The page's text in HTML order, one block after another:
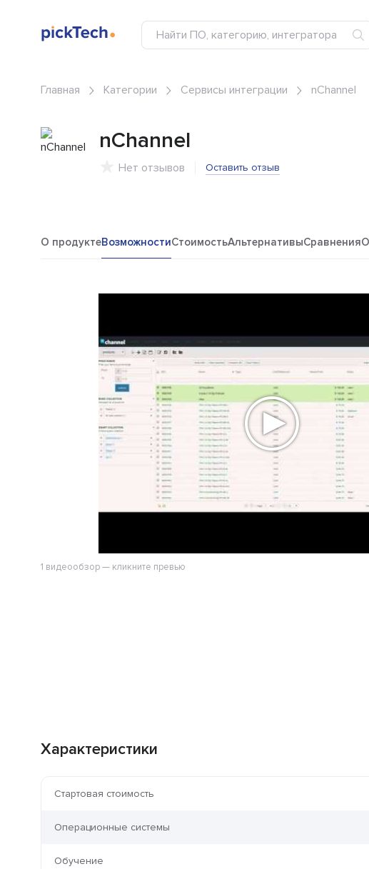
Главная Категории Сервисы интеграции nChannel
nChannel
Нет отзывов Оставить отзыв
О продуктеВозможностиСтоимостьАльтернативыСравнения
1 видеообзор — кликните превью
Характеристики
Стартовая стоимость
Операционные системы
Обучение